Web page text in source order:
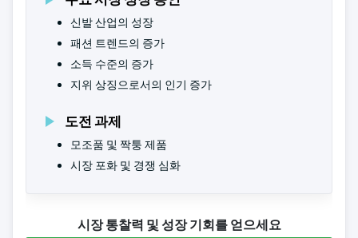
신발 산업의 성장
패션 트렌드의 증가
소득 수준의 증가
지위 상징으로서의 인기 증가
도전 과제
모조품 및 짝퉁 제품
시장 포화 및 경쟁 심화
시장 통찰력 및 성장 기회를 얻으세요